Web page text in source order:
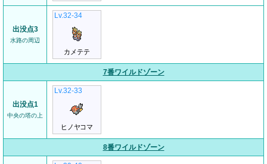
出没点3
水路の周辺
Lv.32-34
カメテテ
7番ワイルドゾーン
出没点1
中央の塔の上
Lv.32-33
ヒノヤコマ
8番ワイルドゾーン